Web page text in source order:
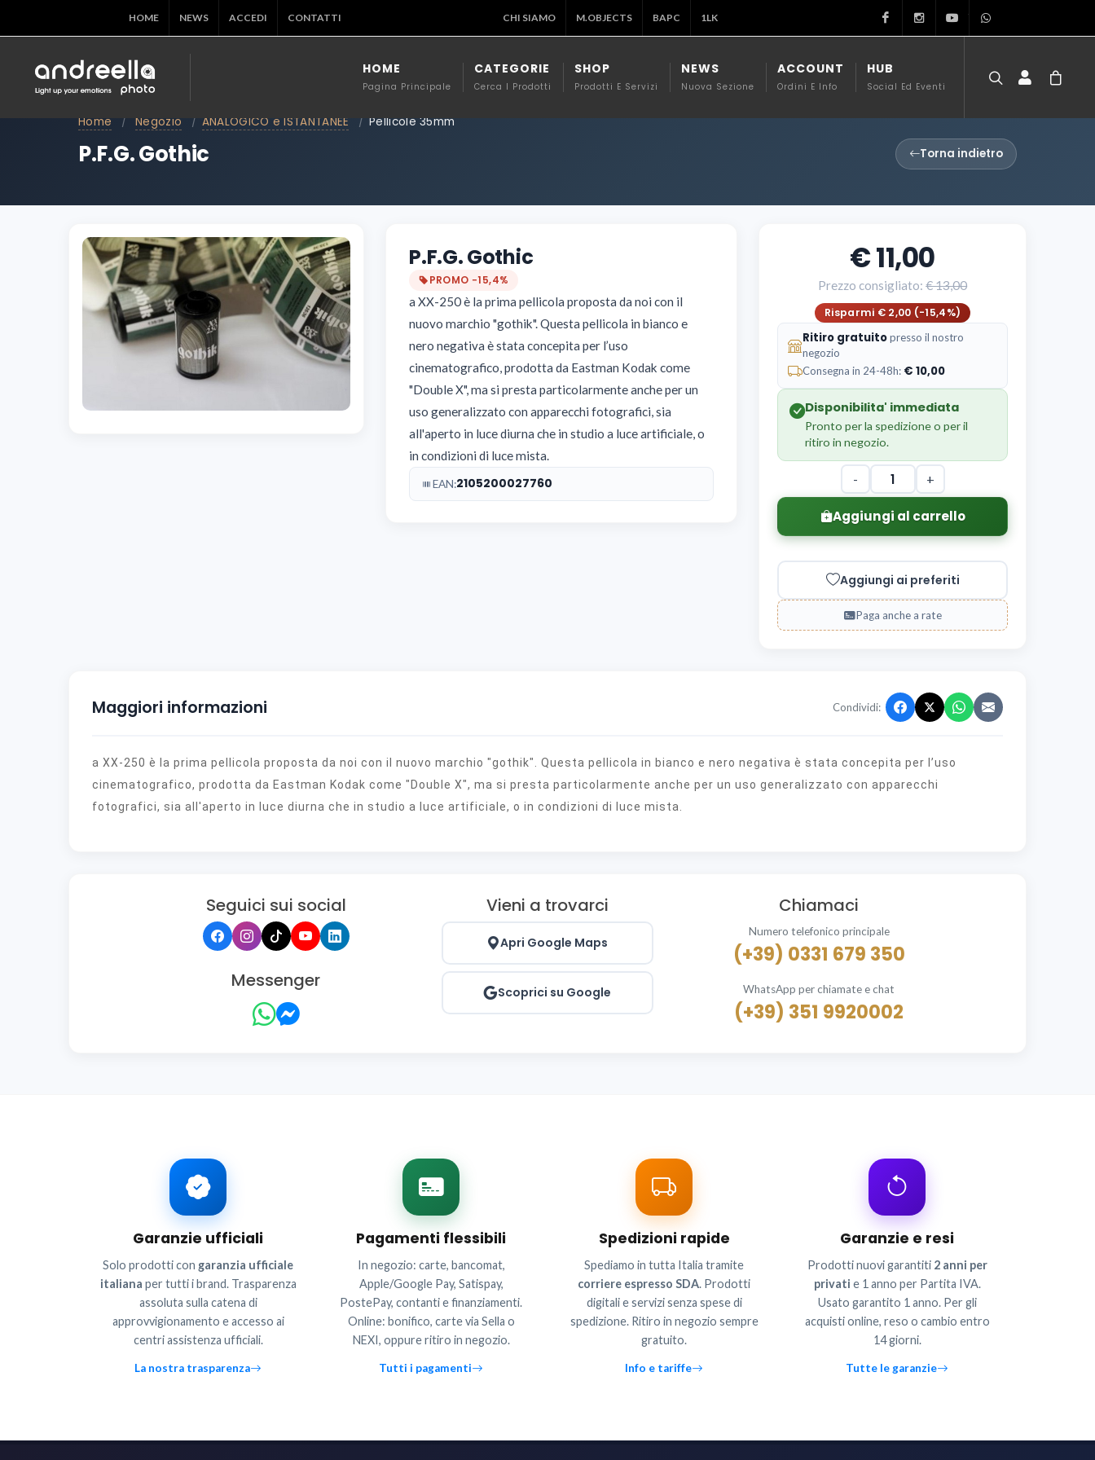
HOME NEWS ACCEDI CONTATTI CHI SIAMO M.OBJECTS BAPC 1LK FacebookInstagramYoutube
HOME
Pagina Principale
CATEGORIE
Cerca I Prodotti
SHOP
Prodotti E Servizi
NEWS
Nuova Sezione
ACCOUNT
Ordini E Info
HUB
Social Ed Eventi
Home / Negozio / ANALOGICO e ISTANTANEE / Pellicole 35mm
P.F.G. Gothic Torna indietro
P.F.G. Gothic
PROMO −15,4%
a XX-250 è la prima pellicola proposta da noi con il
nuovo marchio "gothik". Questa pellicola in bianco e
nero negativa è stata concepita per l’uso
cinematografico, prodotta da Eastman Kodak come
"Double X", ma si presta particolarmente anche per un
uso generalizzato con apparecchi fotografici, sia
all'aperto in luce diurna che in studio a luce artificiale, o
in condizioni di luce mista.
EAN:2105200027760
11,00
Prezzo consigliato:13,00
Risparmi € 2,00 (-15,4%)
Ritiro gratuitopresso il nostro
negozio
Consegna in 24-48h: 10,00
Disponibilita' immediata
Pronto per la spedizione o per il
ritiro in negozio.
- +
Aggiungi al carrello
Aggiungi ai preferiti
Paga anche a rate
Maggiori informazioni Condividi:
a XX-250 è la prima pellicola proposta da noi con il nuovo marchio "gothik". Questa pellicola in bianco e nero negativa è stata concepita per l’uso
cinematografico, prodotta da Eastman Kodak come "Double X", ma si presta particolarmente anche per un uso generalizzato con apparecchi
fotografici, sia all'aperto in luce diurna che in studio a luce artificiale, o in condizioni di luce mista.
Seguici sui social
Messenger
Vieni a trovarci
Apri Google Maps
Scoprici su Google
Chiamaci
Numero telefonico principale
(+39) 0331 679 350
WhatsApp per chiamate e chat
(+39) 351 9920002
Garanzie ufficiali
Solo prodotti con garanzia ufficiale
italiana per tutti i brand. Trasparenza
assoluta sulla catena di
approvvigionamento e accesso ai
centri assistenza ufficiali.
La nostra trasparenza
Pagamenti flessibili
In negozio: carte, bancomat,
Apple/Google Pay, Satispay,
PostePay, contanti e finanziamenti.
Online: bonifico, carte via Sella o
NEXI, oppure ritiro in negozio.
Tutti i pagamenti
Spedizioni rapide
Spediamo in tutta Italia tramite
corriere espresso SDA. Prodotti
digitali e servizi senza spese di
spedizione. Ritiro in negozio sempre
gratuito.
Info e tariffe
Garanzie e resi
Prodotti nuovi garantiti 2 anni per
privati e 1 anno per Partita IVA.
Usato garantito 1 anno. Per gli
acquisti online, reso o cambio entro
14 giorni.
Tutte le garanzie